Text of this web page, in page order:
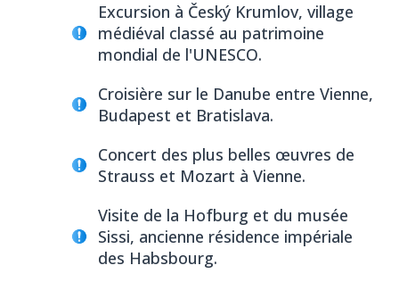
Excursion à Český Krumlov, village
médiéval classé au patrimoine
mondial de l'UNESCO.
Croisière sur le Danube entre Vienne,
Budapest et Bratislava.
Concert des plus belles œuvres de
Strauss et Mozart à Vienne.
Visite de la Hofburg et du musée
Sissi, ancienne résidence impériale
des Habsbourg.